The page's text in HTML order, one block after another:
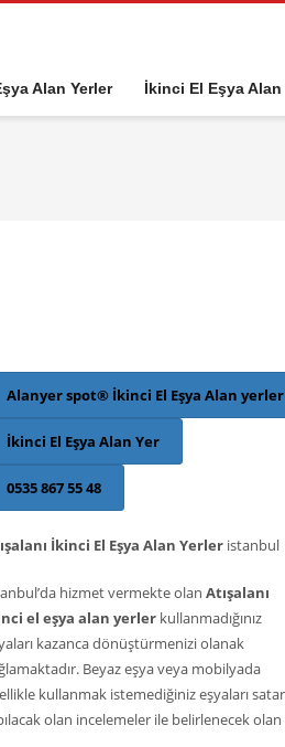
Alan Yerler İkinci El Eşya Alan
Alanyer spot® İkinci El Eşya Alan yerler
İkinci El Eşya Alan Yer
0535 867 55 48
İkinci El Eşya Alan Yerler istanbul
hizmet vermekte olan Atışalanı
el eşya alan yerler kullanmadığınız
kazanca dönüştürmenizi olanak
Beyaz eşya veya mobilyada
kullanmak istemediğiniz eşyaları
olan incelemeler ile belirlenecek olan